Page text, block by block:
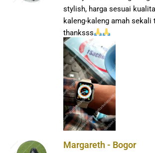
stylish, harga sesuai
kaleng-kaleng amah sekali
thanksss
Margareth - Bogor